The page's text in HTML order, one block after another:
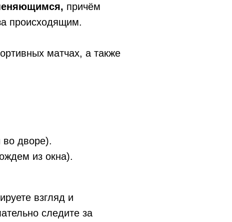
причём
происходящим.
матчах, а также
во дворе).
из окна).
взгляд и
следите за